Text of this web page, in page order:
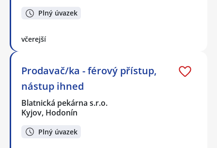
Plný úvazek
včerejší
Prodavač/ka - férový přístup,
nástup ihned
Blatnická pekárna s.r.o.
Kyjov, Hodonín
Plný úvazek